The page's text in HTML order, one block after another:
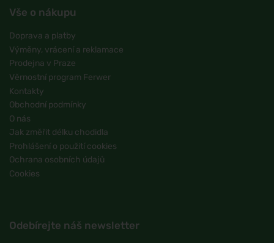
Vše o nákupu
Doprava a platby
Výměny, vrácení a reklamace
Prodejna v Praze
Věrnostní program Ferwer
Kontakty
Obchodní podmínky
O nás
Jak změřit délku chodidla
Prohlášení o použití cookies
Ochrana osobních údajů
Cookies
Odebírejte náš newsletter